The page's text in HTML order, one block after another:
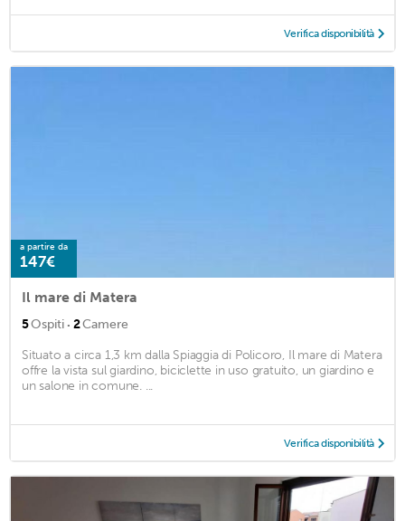
Verifica disponibilità
a partire da
147€
Il mare di Matera
5Ospiti · 2Camere
Situato a circa 1,3 km dalla Spiaggia di Policoro, Il mare di Matera
offre la vista sul giardino, biciclette in uso gratuito, un giardino e
un salone in comune. ...
Verifica disponibilità